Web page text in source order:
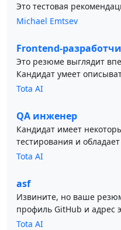
Это тестовая
Michael Emtsev
Frontend-
Это резюме выглядит
Кандидат умеет
Tota AI
QA инженер
Кандидат имеет
тестирования и
Tota AI
asf
Извините, но ваше
профиль GitHub и адрес
Tota AI